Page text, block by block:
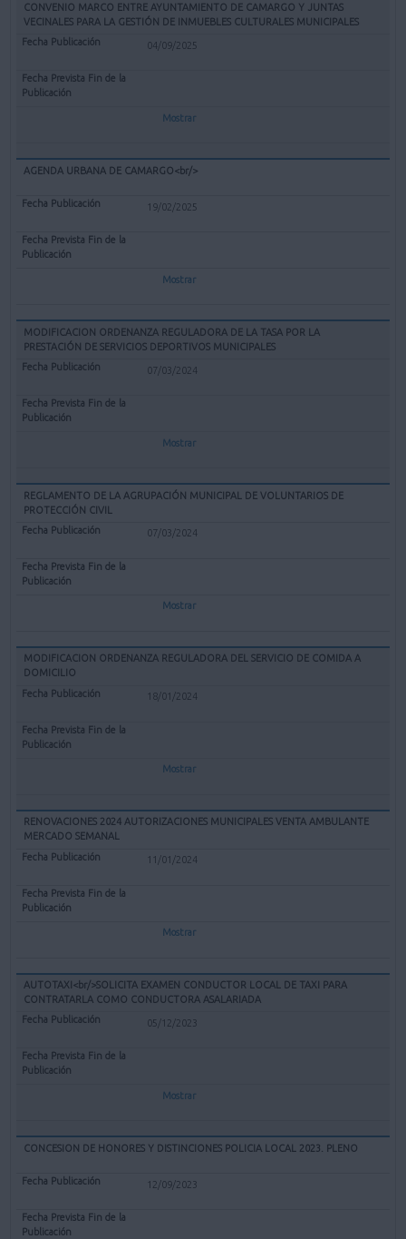
CONVENIO MARCO ENTRE AYUNTAMIENTO DE CAMARGO Y JUNTAS
VECINALES PARA LA GESTIÓN DE INMUEBLES CULTURALES MUNICIPALES
04/09/2025
Mostrar
AGENDA URBANA DE CAMARGO<br/>
19/02/2025
Mostrar
MODIFICACION ORDENANZA REGULADORA DE LA TASA POR LA
PRESTACIÓN DE SERVICIOS DEPORTIVOS MUNICIPALES
07/03/2024
Mostrar
REGLAMENTO DE LA AGRUPACIÓN MUNICIPAL DE VOLUNTARIOS DE
PROTECCIÓN CIVIL
07/03/2024
Mostrar
MODIFICACION ORDENANZA REGULADORA DEL SERVICIO DE COMIDA A
DOMICILIO
18/01/2024
Mostrar
RENOVACIONES 2024 AUTORIZACIONES MUNICIPALES VENTA AMBULANTE
MERCADO SEMANAL
11/01/2024
Mostrar
AUTOTAXI<br/>SOLICITA EXAMEN CONDUCTOR LOCAL DE TAXI PARA
CONTRATARLA COMO CONDUCTORA ASALARIADA
05/12/2023
Mostrar
CONCESION DE HONORES Y DISTINCIONES POLICIA LOCAL 2023. PLENO
12/09/2023